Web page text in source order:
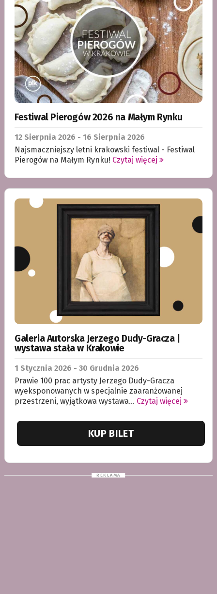
Festiwal Pierogów 2026 na Małym Rynku
12 Sierpnia 2026 - 16 Sierpnia 2026
Najsmaczniejszy letni krakowski festiwal - Festiwal
Pierogów na Małym Rynku! Czytaj więcej
Galeria Autorska Jerzego Dudy-Gracza |
wystawa stała w Krakowie
1 Stycznia 2026 - 30 Grudnia 2026
Prawie 100 prac artysty Jerzego Dudy-Gracza
wyeksponowanych w specjalnie zaaranżowanej
przestrzeni, wyjątkowa wystawa... Czytaj więcej
KUP BILET